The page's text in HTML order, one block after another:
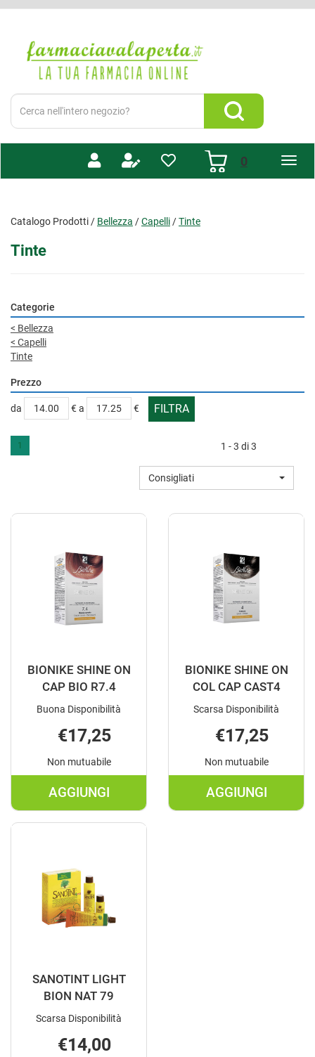
principale
Valaperta
Cerca
Prodotto
Cerca Prodotto
0prodotti
Catalogo Prodotti / Bellezza /Capelli /Tinte
Tinte
Categorie
< Bellezza
< Capelli
Tinte
Prezzo
filtra
da €
filtra
a €
1 1 - 3 di 3
Consigliati
BIONIKE SHINE ON
CAP BIO R7.4
Buona Disponibilità
€17,25
Non mutuabile
AGGIUNGI
AGGIUNGI BIONIKE
SHINE
BIO
R7.4 AL
CARRELLO
BIONIKE SHINE ON
COL CAP CAST4
Scarsa Disponibilità
€17,25
Non mutuabile
AGGIUNGI
AGGIUNGI
SANOTINT LIGHT
BION NAT 79
Scarsa Disponibilità
€14,00